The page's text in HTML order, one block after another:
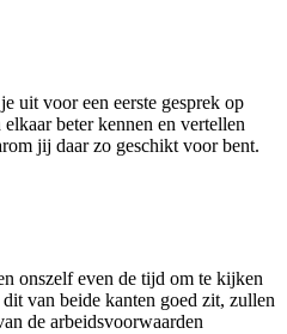
uit voor een eerste gesprek op
beter kennen en vertellen
jij daar zo geschikt voor bent.
onszelf even de tijd om te kijken
van beide kanten goed zit, zullen
de arbeidsvoorwaarden